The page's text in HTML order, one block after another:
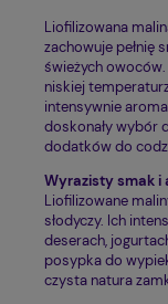
Liofilizowana
zachowuje pełnię
świeżych
niskiej
intensywnie
doskonały wybór
dodatków do
Wyrazisty smak i
Liofilizowane
słodyczy. Ich
deserach,
posypka do
czysta natura